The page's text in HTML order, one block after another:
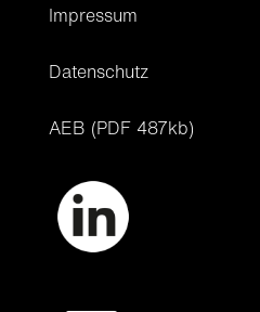
Impressum
Datenschutz
AEB (PDF 487kb)